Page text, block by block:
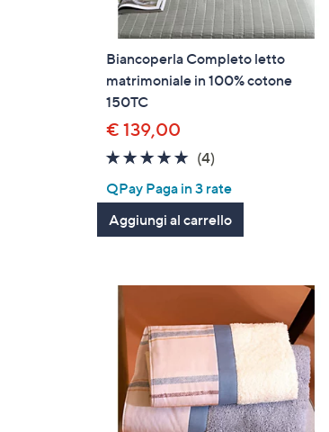
Biancoperla Completo letto
matrimoniale in 100% cotone
150TC
€ 139,00
5.0
5
Stars
(4)4
QPay Paga in 3 rate
Aggiungi al carrello